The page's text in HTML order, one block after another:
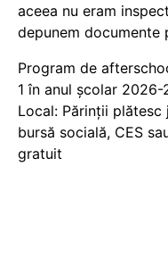
aceea nu eram
depunem documente
Program de
1 în anul școlar
Local: Părinții
bursă socială, CES
gratuit